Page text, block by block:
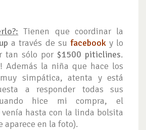
Tienen que coordinar la
a través de su facebooky lo
tan sólo por $1500 piticlines.
Además la niña que hace los
simpática, atenta y está
a responder todas sus
hice mi compra, el
hasta con la linda bolsita
aparece en la foto).